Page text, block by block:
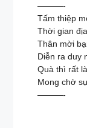
———-
Tấm thiệp
Thời gian
Thân mời
Diễn ra duy
Quà thì rất
Mong chờ
———-